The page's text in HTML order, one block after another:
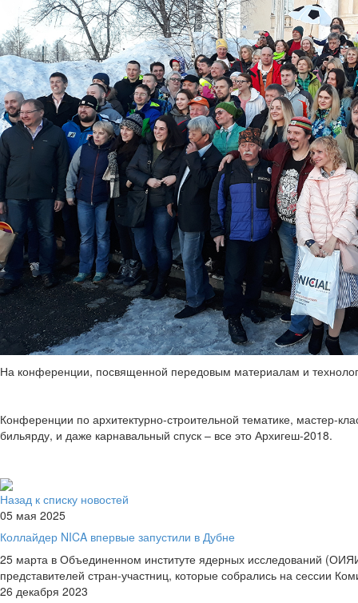
На конференции, посвященной передовым материалам и
Конференции по архитектурно-строительной тематике, мастер-
бильярду, и даже карнавальный спуск – все это Архигеш-2018.
Назад к списку новостей
05 мая 2025
Коллайдер NICA впервые запустили в Дубне
25 марта в Объединенном институте ядерных исследований
представителей стран-участниц, которые собрались на сессии
26 декабря 2023